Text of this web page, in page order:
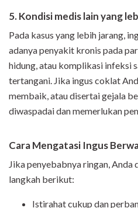
5. Kondisi medis lain yang
Pada kasus yang lebih jarang,
adanya penyakit kronis pada
hidung, atau komplikasi infeksi
tertangani. Jika ingus coklat
membaik, atau disertai gejala
diwaspadai dan memerlukan
Cara Mengatasi Ingus
Jika penyebabnya ringan,
langkah berikut:
Istirahat cukup dan